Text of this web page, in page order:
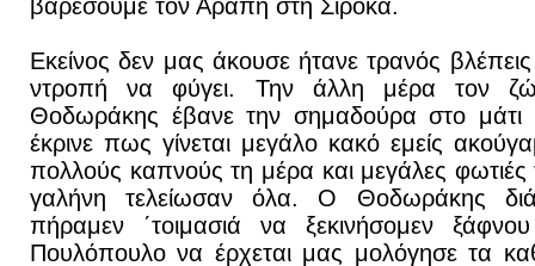
βαρέσουμε τον Αράπη στη Σιρόκα.
Εκείνος δεν μας άκουσε ήτανε τρανός βλέπεις
ντροπή να φύγει. Την άλλη μέρα τον
Θοδωράκης έβανε την σημαδούρα στο μάτι
έκρινε πως γίνεται μεγάλο κακό εμείς
πολλούς καπνούς τη μέρα και μεγάλες
γαλήνη τελείωσαν όλα. Ο Θοδωράκης
πήραμεν ΄τοιμασιά να ξεκινήσομεν
Πουλόπουλο να έρχεται μας μολόγησε τα